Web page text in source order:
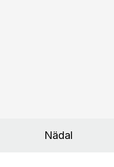
Nädal